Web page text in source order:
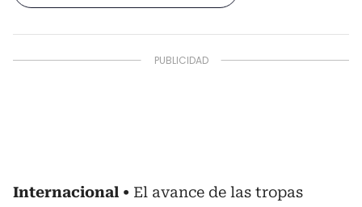
Internacional
El avance de las tropas